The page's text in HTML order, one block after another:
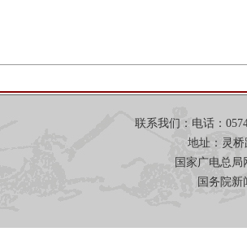
联系我们：电话：
地址：灵桥
国家广电总局
国务院新